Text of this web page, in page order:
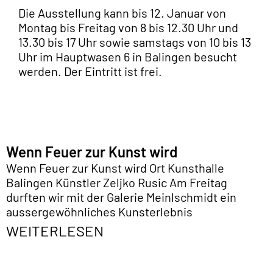
Die Ausstellung kann bis 12. Januar von
Montag bis Freitag von 8 bis 12.30 Uhr und
13.30 bis 17 Uhr sowie samstags von 10 bis 13
Uhr im Hauptwasen 6 in Balingen besucht
werden. Der Eintritt ist frei.
Wenn Feuer zur Kunst wird
Wenn Feuer zur Kunst wird Ort Kunsthalle
Balingen Künstler Zeljko Rusic Am Freitag
durften wir mit der Galerie Meinlschmidt ein
aussergewöhnliches Kunsterlebnis
WEITERLESEN